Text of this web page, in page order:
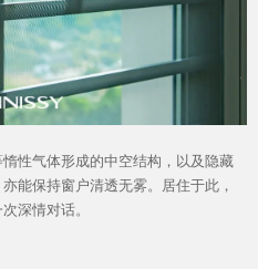
气体形成的中空结构，以及隐藏
能保持窗户清透无雾。居住于此，
深情对话。